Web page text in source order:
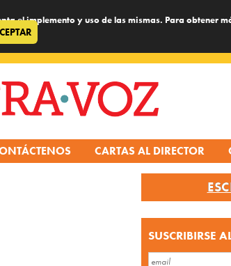
el implemento y uso de las mismas. Para obtener
CARTAS AL DIRECTOR
SUSCRIBIRSE